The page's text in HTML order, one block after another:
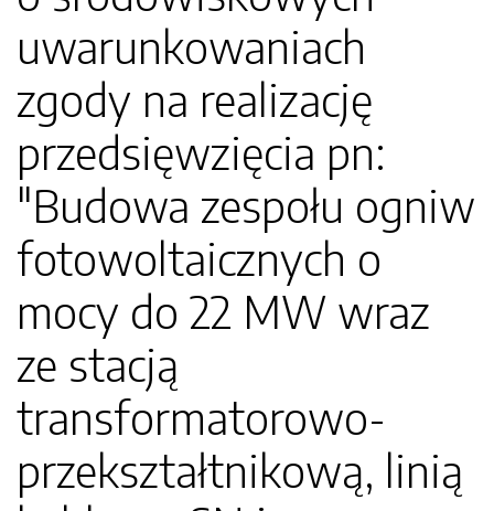
uwarunkowaniach
zgody na realizację
przedsięwzięcia pn:
"Budowa zespołu ogniw
fotowoltaicznych o
mocy do 22 MW wraz
ze stacją
transformatorowo-
przekształtnikową, linią